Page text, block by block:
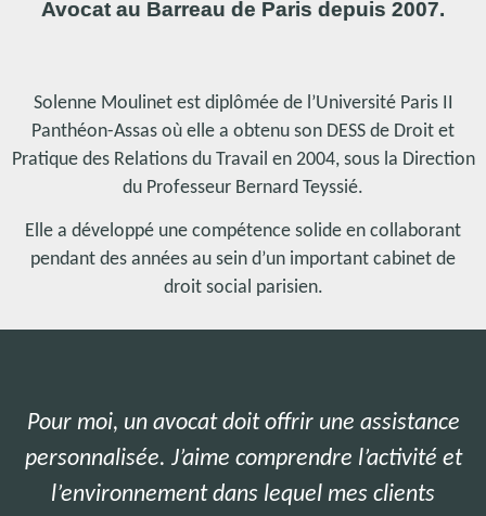
Avocat au Barreau de Paris depuis 2007.
Solenne Moulinet est diplômée de l’Université Paris II
Panthéon-Assas où elle a obtenu son DESS de Droit et
Pratique des Relations du Travail en 2004, sous la Direction
du Professeur Bernard Teyssié.
Elle a développé une compétence solide en collaborant
pendant des années au sein d’un important cabinet de
droit social parisien.
Pour moi, un avocat doit offrir une assistance
personnalisée. J’aime comprendre l’activité et
l’environnement dans lequel mes clients